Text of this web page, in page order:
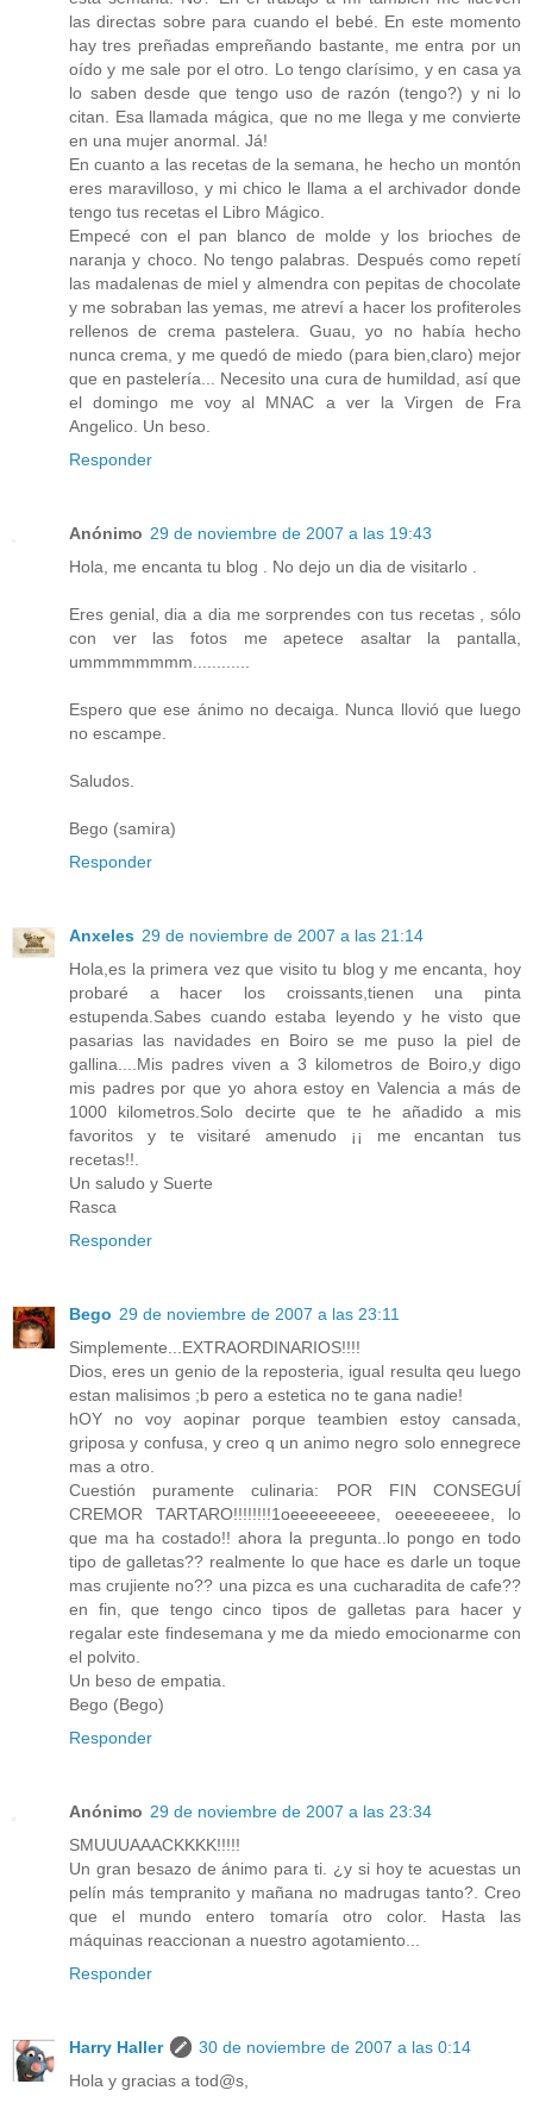
las directas sobre para cuando el bebé. En este momento
hay tres preñadas empreñando bastante, me entra por un
oído y me sale por el otro. Lo tengo clarísimo, y en casa ya
lo saben desde que tengo uso de razón (tengo?) y ni lo
citan. Esa llamada mágica, que no me llega y me convierte
en una mujer anormal. Já!
En cuanto a las recetas de la semana, he hecho un montón
eres maravilloso, y mi chico le llama a el archivador donde
tengo tus recetas el Libro Mágico.
Empecé con el pan blanco de molde y los brioches de
naranja y choco. No tengo palabras. Después como repetí
las madalenas de miel y almendra con pepitas de chocolate
y me sobraban las yemas, me atreví a hacer los profiteroles
rellenos de crema pastelera. Guau, yo no había hecho
nunca crema, y me quedó de miedo (para bien,claro) mejor
que en pastelería... Necesito una cura de humildad, así que
el domingo me voy al MNAC a ver la Virgen de Fra
Angelico. Un beso.
Responder
Anónimo 29 de noviembre de 2007 a las 19:43
Hola, me encanta tu blog . No dejo un dia de visitarlo .
Eres genial, dia a dia me sorprendes con tus recetas , sólo
con ver las fotos me apetece asaltar la pantalla,
ummmmmmmm............
Espero que ese ánimo no decaiga. Nunca llovió que luego
no escampe.
Saludos.
Bego (samira)
Responder
Anxeles 29 de noviembre de 2007 a las 21:14
Hola,es la primera vez que visito tu blog y me encanta, hoy
probaré a hacer los croissants,tienen una pinta
estupenda.Sabes cuando estaba leyendo y he visto que
pasarias las navidades en Boiro se me puso la piel de
gallina....Mis padres viven a 3 kilometros de Boiro,y digo
mis padres por que yo ahora estoy en Valencia a más de
1000 kilometros.Solo decirte que te he añadido a mis
favoritos y te visitaré amenudo ¡¡ me encantan tus
recetas!!.
Un saludo y Suerte
Rasca
Responder
Bego 29 de noviembre de 2007 a las 23:11
Simplemente...EXTRAORDINARIOS!!!!
Dios, eres un genio de la reposteria, igual resulta qeu luego
estan malisimos ;b pero a estetica no te gana nadie!
hOY no voy aopinar porque teambien estoy cansada,
griposa y confusa, y creo q un animo negro solo ennegrece
mas a otro.
Cuestión puramente culinaria: POR FIN CONSEGUÍ
CREMOR TARTARO!!!!!!!!1oeeeeeeeee, oeeeeeeeee, lo
que ma ha costado!! ahora la pregunta..lo pongo en todo
tipo de galletas?? realmente lo que hace es darle un toque
mas crujiente no?? una pizca es una cucharadita de cafe??
en fin, que tengo cinco tipos de galletas para hacer y
regalar este findesemana y me da miedo emocionarme con
el polvito.
Un beso de empatia.
Bego (Bego)
Responder
Anónimo 29 de noviembre de 2007 a las 23:34
SMUUUAAACKKKK!!!!!
Un gran besazo de ánimo para ti. ¿y si hoy te acuestas un
pelín más tempranito y mañana no madrugas tanto?. Creo
que el mundo entero tomaría otro color. Hasta las
máquinas reaccionan a nuestro agotamiento...
Responder
Harry Haller
30 de noviembre de 2007 a las 0:14
Hola y gracias a tod@s,